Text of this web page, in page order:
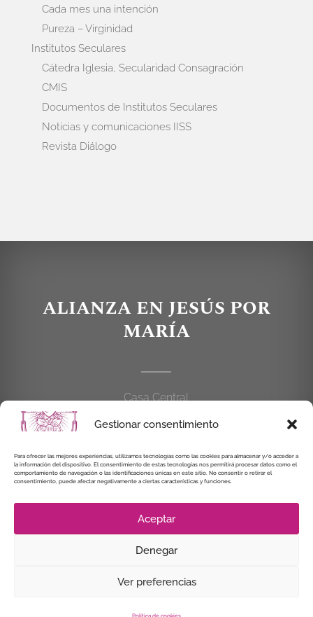
Gestionar consentimiento
Para ofrecer las mejores experiencias, utilizamos tecnologías como las cookies para almacenar y/o acceder a
la información del dispositivo. El consentimiento de estas tecnologías nos permitirá procesar datos como el
comportamiento de navegación o las identificaciones únicas en este sitio. No consentir o retirar el
consentimiento, puede afectar negativamente a ciertas características y funciones.
Aceptar
Denegar
Ver preferencias
Política de cookies
Cada mes una intención
Pureza – Virginidad
Institutos Seculares
Cátedra Iglesia, Secularidad Consagración
CMIS
Documentos de Institutos Seculares
Noticias y comunicaciones IISS
Revista Diálogo
ALIANZA EN JESÚS POR
MARÍA
Casa Central
914 462 114
alianzaenjesuspormaria@gmail.com